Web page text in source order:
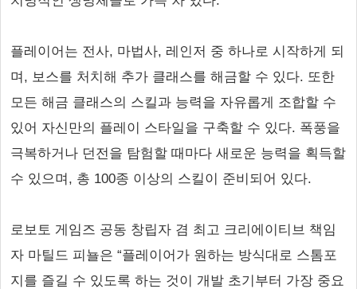
플레이어는 전사, 마법사, 레인저 중 하나로 시작하게 되
며, 보스를 처치해 추가 클래스를 해금할 수 있다. 또한
모든 해금 클래스의 스킬과 능력을 자유롭게 조합할 수
있어 자신만의 플레이 스타일을 구축할 수 있다. 폭풍을
극복하거나 던전을 탐험할 때마다 새로운 능력을 획득할
수 있으며, 총 100종 이상의 스킬이 준비되어 있다.
로보토 게임즈 공동 창립자 겸 최고 크리에이티브 책임
자 마틸드 피뇰은 “플레이어가 원하는 방식대로 스톰포
지를 즐길 수 있도록 하는 것이 개발 초기부터 가장 중요